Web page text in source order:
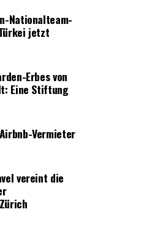
Ansatz ist das LUKS
Bereich automatisierter
der
So ebnen Microsoft,
Weg für eine Zukunft, in der
die menschliche Expertise im
ergänzt.
Nationalteam-
jetzt
Erbes von
Eine Stiftung
Vermieter
vereint die